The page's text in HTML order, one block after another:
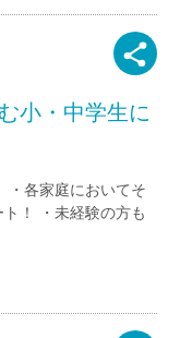
小・中学生に
・各家庭においてそ
！ ・未経験の方も